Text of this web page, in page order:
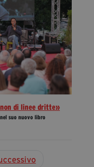
di linee dritte»
suo nuovo libro